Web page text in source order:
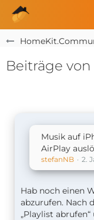
Beiträge
Musik auf
AirPlay
stefanNB 2.
Hab noch einen
abzurufen. Nach
„Playlist